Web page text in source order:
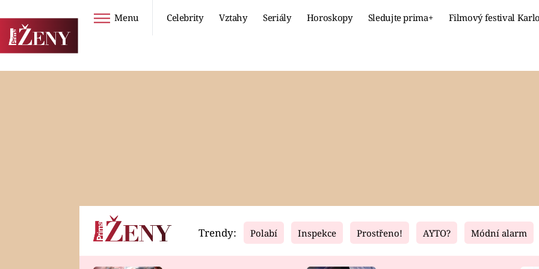
Menu Celebrity Vztahy Seriály Horoskopy Sledujte prima+ Filmový festival
Horoskopy Video Fresh Living
Trendy: Polabí Inspekce Prostřeno! AYTO? Módní alarm